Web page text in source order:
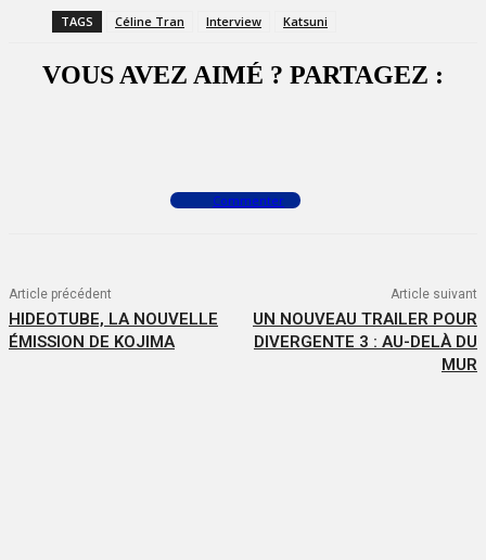
TAGS Céline Tran Interview Katsuni
VOUS AVEZ AIMÉ ? PARTAGEZ :
Commenter
Article précédent
HIDEOTUBE, LA NOUVELLE
ÉMISSION DE KOJIMA
Article suivant
UN NOUVEAU TRAILER POUR
DIVERGENTE 3 : AU-DELÀ DU
MUR